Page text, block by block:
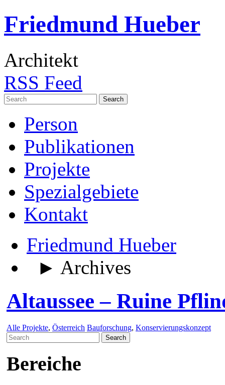
Friedmund Hueber
Architekt
RSS Feed
Search
for:
Person
Publikationen
Projekte
Spezialgebiete
Kontakt
Friedmund Hueber
► Archives
Altaussee – Ruine
Alle Projekte, Österreich Bauforschung, Konservierungskonzept
Search
for:
Bereiche